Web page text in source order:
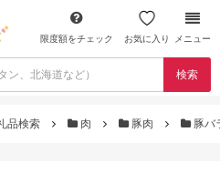
限度額をチェック お気に入り メニュー
検索
品検索 肉 豚肉 豚バ